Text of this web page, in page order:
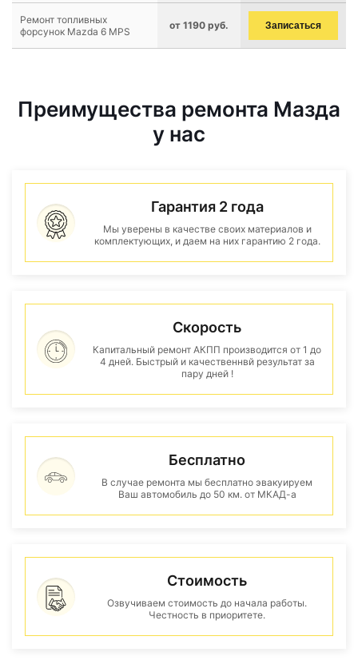
Ремонт топливных
форсунок Mazda 6 MPS
от 1190 руб. Записаться
Преимущества ремонта Мазда
у нас
Гарантия 2 года
Мы уверены в качестве своих материалов и
комплектующих, и даем на них гарантию 2 года.
Скорость
Капитальный ремонт АКПП производится от 1 до
4 дней. Быстрый и качественнвй результат за
пару дней !
Бесплатно
В случае ремонта мы бесплатно эвакуируем
Ваш автомобиль до 50 км. от МКАД-а
Стоимость
Озвучиваем стоимость до начала работы.
Честность в приоритете.